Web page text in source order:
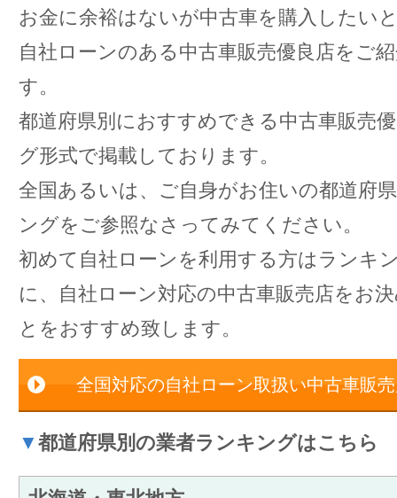
お金に余裕はないが中古車を購入したい
自社ローンのある中古車販売優良店をご
す。
都道府県別におすすめできる中古車販売
グ形式で掲載しております。
全国あるいは、ご自身がお住いの都道府
ングをご参照なさってみてください。
初めて自社ローンを利用する方はランキ
に、自社ローン対応の中古車販売店をお
とをおすすめ致します。
全国対応の自社ローン取扱い中古車販
▼ 都道府県別の業者ランキングはこちら